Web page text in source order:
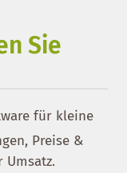
Sie
für kleine
Preise &
Umsatz.